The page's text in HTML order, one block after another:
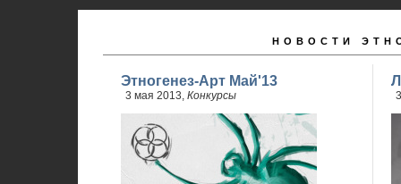
НОВОСТИ
Этногенез-Арт Май'13
3 мая 2013, Конкурсы